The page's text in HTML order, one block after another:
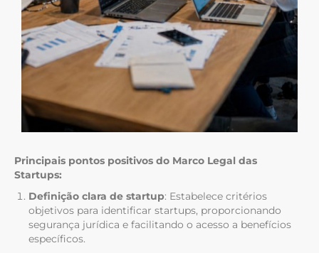
Principais pontos positivos do Marco Legal das
Startups:
Definição clara de startup: Estabelece critérios
objetivos para identificar startups, proporcionando
segurança jurídica e facilitando o acesso a benefícios
específicos.